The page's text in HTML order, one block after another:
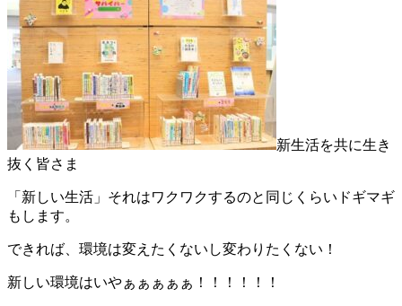
新生活を共に生き
抜く皆さま
「新しい生活」それはワクワクするのと 同じくらいドギマギ
もします。
できれば、環境は変えたくないし変わりたくない！
新しい環境はいやぁぁぁぁぁ！！！！！！